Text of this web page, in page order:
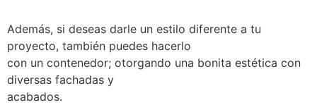
Además, si deseas darle un estilo diferente a tu
proyecto, también puedes hacerlo
con un contenedor; otorgando una bonita estética con
diversas fachadas y
acabados.